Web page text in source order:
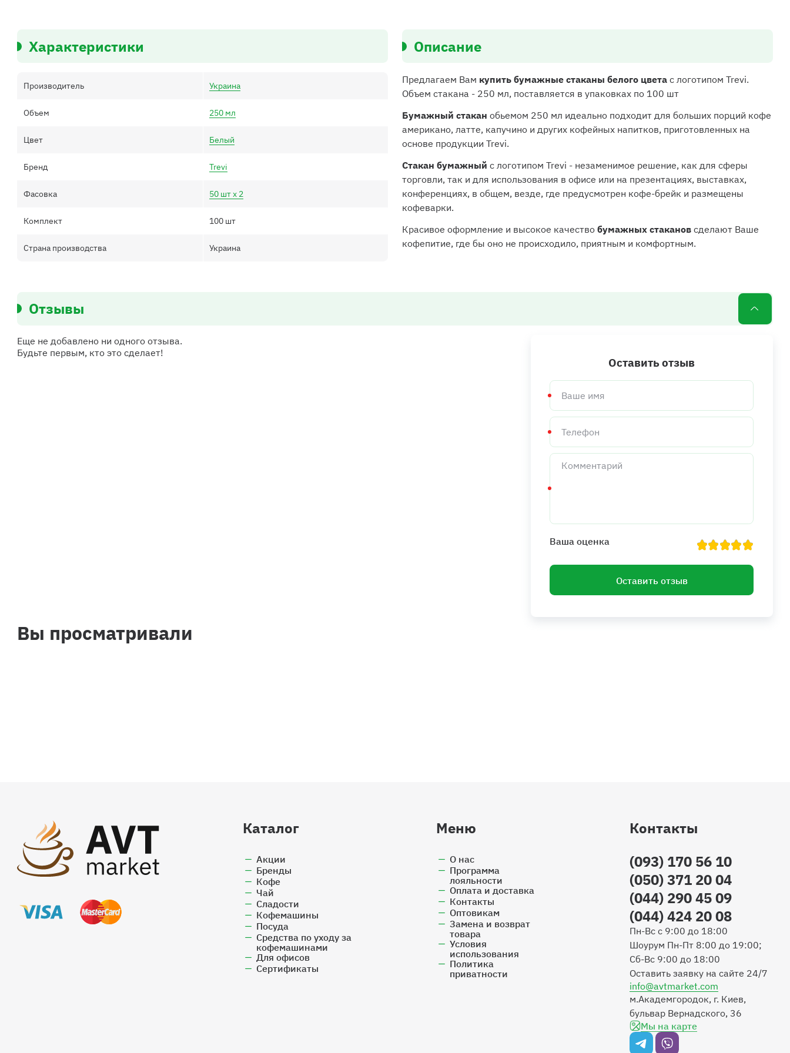
Характеристики
Производитель Украина
Объем 250 мл
Цвет Белый
Бренд Trevi
Фасовка 50 шт х 2
Комплект 100 шт
Страна производства Украина
Описание
Предлагаем Вам купить бумажные стаканы белого цветас логотипом Trevi.
Объем стакана - 250 мл, поставляется в упаковках по 100 шт
Бумажный стакан обьемом 250 мл идеально подходит для больших порций кофе
американо, латте, капучино и других кофейных напитков, приготовленных на
основе продукции Trevi.
Стакан бумажный с логотипом Trevi - незаменимое решение, как для сферы
торговли, так и для использования в офисе или на презентациях, выставках,
конференциях, в общем, везде, где предусмотрен кофе-брейк и размещены
кофеварки.
Красивое оформление и высокое качествобумажных стакановсделают Ваше
кофепитие, где бы оно не происходило, приятным и комфортным.
Отзывы
Еще не добавлено ни одного отзыва.
Будьте первым, кто это сделает!
Оставить отзыв
Ваше
имя
Телефон
Комментарий
Ваша оценка
Оставить отзыв
Вы просматривали
Каталог
Акции
Бренды
Кофе
Чай
Сладости
Кофемашины
Посуда
Средства по уходу за
кофемашинами
Для офисов
Сертификаты
Меню
О нас
Программа
лояльности
Оплата и доставка
Контакты
Оптовикам
Замена и возврат
товара
Условия
использования
Политика
приватности
Контакты
(093) 170 56 10
(050) 371 20 04
(044) 290 45 09
(044) 424 20 08
Пн-Вс с 9:00 до 18:00
Шоурум Пн-Пт 8:00 до 19:00;
Сб-Вс 9:00 до 18:00
Оставить заявку на сайте 24/7
info@avtmarket.com
м.Академгородок, г. Киев,
бульвар Вернадского, 36
Мы на карте